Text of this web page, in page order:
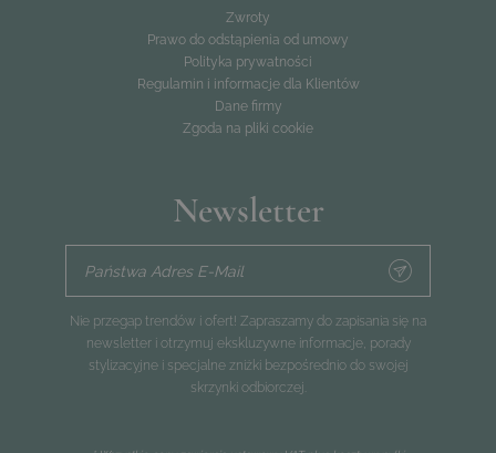
Zwroty
Prawo do odstąpienia od umowy
Polityka prywatności
Regulamin i informacje dla Klientów
Dane firmy
Zgoda na pliki cookie
Newsletter
Państwa Adres E-Mail
Nie przegap trendów i ofert! Zapraszamy do zapisania się na
newsletter i otrzymuj ekskluzywne informacje, porady
stylizacyjne i specjalne zniżki bezpośrednio do swojej
skrzynki odbiorczej.